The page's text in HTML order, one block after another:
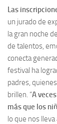
Las
un jurado de
la gran noche
de talentos,
conecta
festival ha
padres,
brillen. “A
más que los
lo que nos lleva